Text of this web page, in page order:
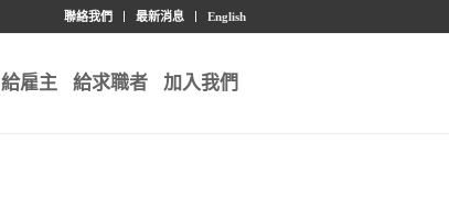
聯絡我們 最新消息 English
給雇主 給求職者 加入我們